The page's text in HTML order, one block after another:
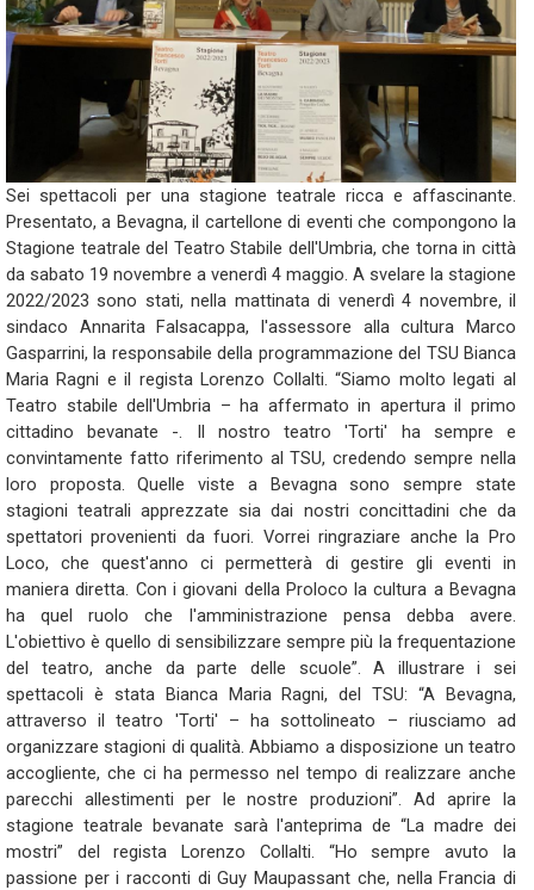
Sei spettacoli per una stagione teatrale ricca e affascinante.
Presentato, a Bevagna, il cartellone di eventi che compongono la
Stagione teatrale del Teatro Stabile dell'Umbria, che torna in città
da sabato 19 novembre a venerdì 4 maggio. A svelare la stagione
2022/2023 sono stati, nella mattinata di venerdì 4 novembre, il
sindaco Annarita Falsacappa, l'assessore alla cultura Marco
Gasparrini, la responsabile della programmazione del TSU Bianca
Maria Ragni e il regista Lorenzo Collalti. “Siamo molto legati al
Teatro stabile dell'Umbria – ha affermato in apertura il primo
cittadino bevanate -. Il nostro teatro 'Torti' ha sempre e
convintamente fatto riferimento al TSU, credendo sempre nella
loro proposta. Quelle viste a Bevagna sono sempre state
stagioni teatrali apprezzate sia dai nostri concittadini che da
spettatori provenienti da fuori. Vorrei ringraziare anche la Pro
Loco, che quest'anno ci permetterà di gestire gli eventi in
maniera diretta. Con i giovani della Proloco la cultura a Bevagna
ha quel ruolo che l'amministrazione pensa debba avere.
L'obiettivo è quello di sensibilizzare sempre più la frequentazione
del teatro, anche da parte delle scuole”. A illustrare i sei
spettacoli è stata Bianca Maria Ragni, del TSU: “A Bevagna,
attraverso il teatro 'Torti' – ha sottolineato – riusciamo ad
organizzare stagioni di qualità. Abbiamo a disposizione un teatro
accogliente, che ci ha permesso nel tempo di realizzare anche
parecchi allestimenti per le nostre produzioni”. Ad aprire la
stagione teatrale bevanate sarà l'anteprima de “La madre dei
mostri” del regista Lorenzo Collalti. “Ho sempre avuto la
passione per i racconti di Guy Maupassant che, nella Francia di